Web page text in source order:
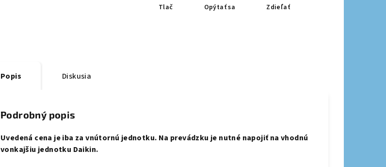
Tlač Opýtať sa Zdieľať
Popis Diskusia
Podrobný popis
Uvedená cena je iba za vnútornú jednotku. Na prevádzku je nutné napojiť na vhodnú
vonkajšiu jednotku Daikin.